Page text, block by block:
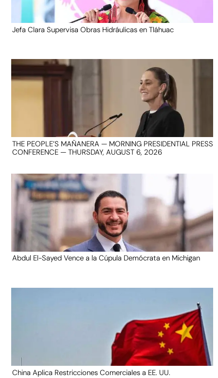
Jefa Clara Supervisa Obras Hidráulicas en Tláhuac
THE PEOPLE’S MAÑANERA — MORNING PRESIDENTIAL PRESS
CONFERENCE — THURSDAY, AUGUST 6, 2026
Abdul El-Sayed Vence a la Cúpula Demócrata en Michigan
China Aplica Restricciones Comerciales a EE. UU.